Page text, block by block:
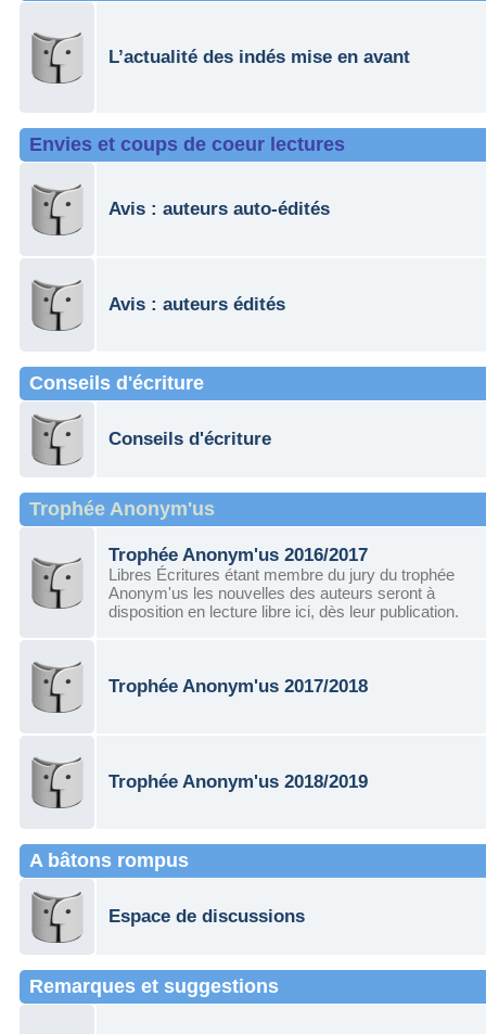
L’actualité des indés mise en avant
Envies et coups de coeur lectures
Avis : auteurs auto-édités
Avis : auteurs édités
Conseils d'écriture
Conseils d'écriture
Trophée Anonym'us
Trophée Anonym'us 2016/2017
Libres Écritures étant membre du jury du trophée
Anonym'us les nouvelles des auteurs seront à
disposition en lecture libre ici, dès leur publication.
Trophée Anonym'us 2017/2018
Trophée Anonym'us 2018/2019
A bâtons rompus
Espace de discussions
Remarques et suggestions